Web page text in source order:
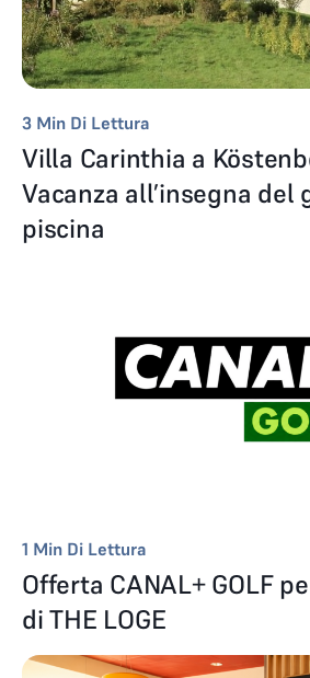
3 Min Di Lettura
Villa Carinthia a
Vacanza all’insegna del
piscina
1 Min Di Lettura
Offerta CANAL+ GOLF
di THE LOGE